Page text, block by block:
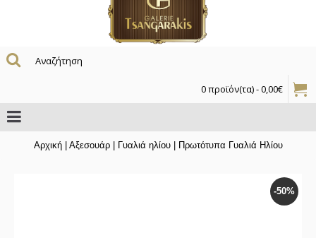
0 προϊόν(τα) - 0,00€
Αρχική | Αξεσουάρ | Γυαλιά ηλίου | Πρωτότυπα Γυαλιά Ηλίου
-50%